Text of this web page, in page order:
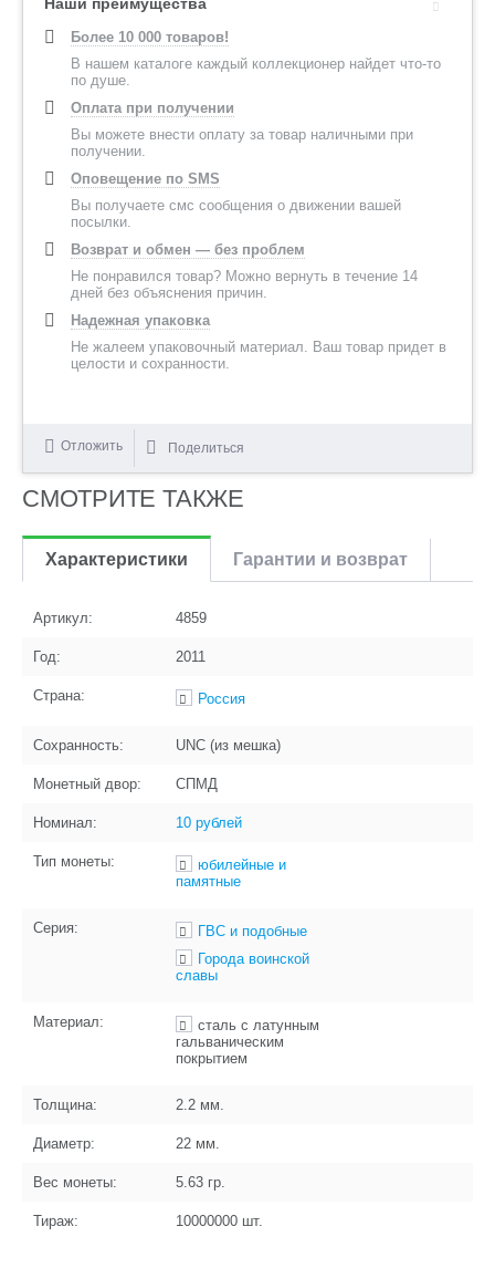
Более 10 000 товаров!
В нашем каталоге каждый коллекционер найдет что-то
по душе.
Оплата при получении
Вы можете внести оплату за товар наличными при
получении.
Оповещение по SMS
Вы получаете смс сообщения о движении вашей
посылки.
Возврат и обмен — без проблем
Не понравился товар? Можно вернуть в течение 14
дней без объяснения причин.
Надежная упаковка
Не жалеем упаковочный материал. Ваш товар придет в
целости и сохранности.
Отложить Поделиться
СМОТРИТЕ ТАКЖЕ
Характеристики Гарантии и возврат
Артикул: 4859
Год: 2011
Страна: Россия
Сохранность: UNC (из мешка)
Монетный двор: СПМД
Номинал: 10 рублей
Тип монеты:
юбилейные и
памятные
Серия:
ГВС и подобные
Города воинской
славы
Материал:
сталь с латунным
гальваническим
покрытием
Толщина: 2.2 мм.
Диаметр: 22 мм.
Вес монеты: 5.63 гр.
Тираж: 10000000 шт.